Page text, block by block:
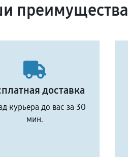
преимущества
доставка
курьера до вас за 30
мин.